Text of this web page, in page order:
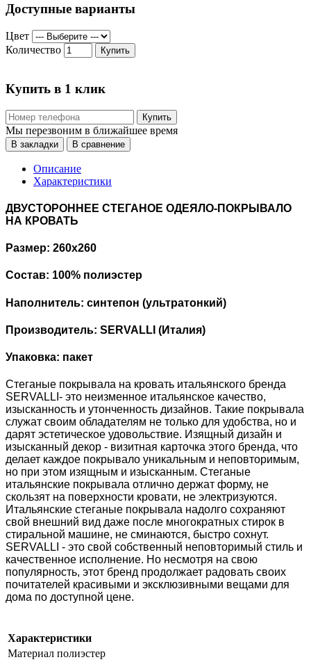
Доступные варианты
Цвет
Количество
Купить
Купить в 1 клик
Купить
Мы перезвоним в ближайшее время
В закладки В сравнение
Описание
Характеристики
ДВУСТОРОННЕЕ СТЕГАНОЕ ОДЕЯЛО-ПОКРЫВАЛО
НА КРОВАТЬ
Размер: 260х260
Состав: 100% полиэстер
Наполнитель: синтепон (ультратонкий)
Производитель: SERVALLI (Италия)
Упаковка: пакет
Стеганые покрывала на кровать итальянского бренда
SERVALLI- это неизменное итальянское качество,
изысканность и утонченность дизайнов. Такие покрывала
служат своим обладателям не только для удобства, но и
дарят эстетическое удовольствие. Изящный дизайн и
изысканный декор - визитная карточка этого бренда, что
делает каждое покрывало уникальным и неповторимым,
но при этом изящным и изысканным. Стеганые
итальянские покрывала отлично держат форму, не
скользят на поверхности кровати, не электризуются.
Итальянские стеганые покрывала надолго сохраняют
свой внешний вид даже после многократных стирок в
стиральной машине, не сминаются, быстро сохнут.
SERVALLI - это свой собственный неповторимый стиль и
качественное исполнение. Но несмотря на свою
популярность, этот бренд продолжает радовать своих
почитателей красивыми и эксклюзивными вещами для
дома по доступной цене.
Характеристики
Материал полиэстер